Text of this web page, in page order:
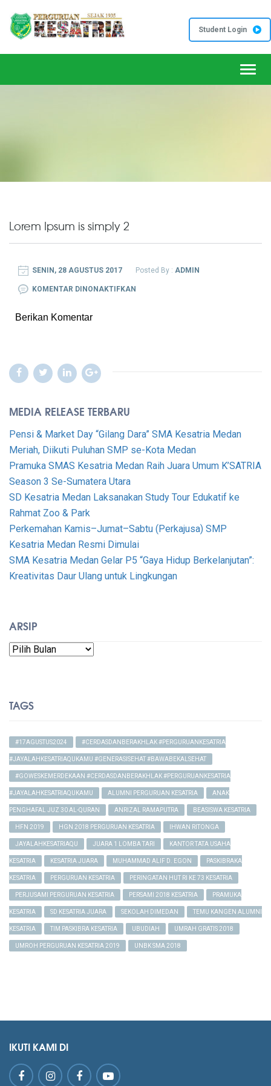
Student Login
Lorem Ipsum is simply 2
SENIN, 28 AGUSTUS 2017 Posted By : ADMIN
KOMENTAR DINONAKTIFKAN
Berikan Komentar
MEDIA RELEASE TERBARU
Pensi & Market Day “Gilang Dara” SMA Kesatria Medan
Meriah, Diikuti Puluhan SMP se-Kota Medan
Pramuka SMAS Kesatria Medan Raih Juara Umum K’SATRIA
Season 3 Se-Sumatera Utara
SD Kesatria Medan Laksanakan Study Tour Edukatif ke
Rahmat Zoo & Park
Perkemahan Kamis–Jumat–Sabtu (Perkajusa) SMP
Kesatria Medan Resmi Dimulai
SMA Kesatria Medan Gelar P5 “Gaya Hidup Berkelanjutan”:
Kreativitas Daur Ulang untuk Lingkungan
ARSIP
Arsip
TAGS
#17AGUSTUS2024 #CERDASDANBERAKHLAK #PERGURUANKESATRIA
#JAYALAHKESATRIAQUKAMU #GENERASISEHAT #BAWABEKALSEHAT
#GOWESKEMERDEKAAN #CERDASDANBERAKHLAK #PERGURUANKESATRIA
#JAYALAHKESATRIAQUKAMU ALUMNI PERGURUAN KESATRIA ANAK
PENGHAFAL JUZ 30 AL-QURAN ANRIZAL RAMAPUTRA BEASISWA KESATRIA
HFN 2019 HGN 2018 PERGURUAN KESATRIA IHWAN RITONGA
JAYALAHKESATRIAQU JUARA 1 LOMBA TARI KANTOR TATA USAHA
KESATRIA KESATRIA JUARA MUHAMMAD ALIF D. EGON PASKIBRAKA
KESATRIA PERGURUAN KESATRIA PERINGATAN HUT RI KE 73 KESATRIA
PERJUSAMI PERGURUAN KESATRIA PERSAMI 2018 KESATRIA PRAMUKA
KESATRIA SD KESATRIA JUARA SEKOLAH DIMEDAN TEMU KANGEN ALUMNI
KESATRIA TIM PASKIBRA KESATRIA UBUDIAH UMRAH GRATIS 2018
UMROH PERGURUAN KESATRIA 2019 UNBK SMA 2018
IKUTI KAMI DI